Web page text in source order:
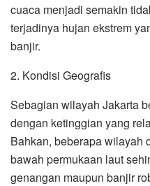
cuaca menjadi semakin
terjadinya hujan ekstrem
banjir.
2. Kondisi Geografis
Sebagian wilayah Jakarta
dengan ketinggian yang
Bahkan, beberapa wilayah
bawah permukaan laut
genangan maupun banjir